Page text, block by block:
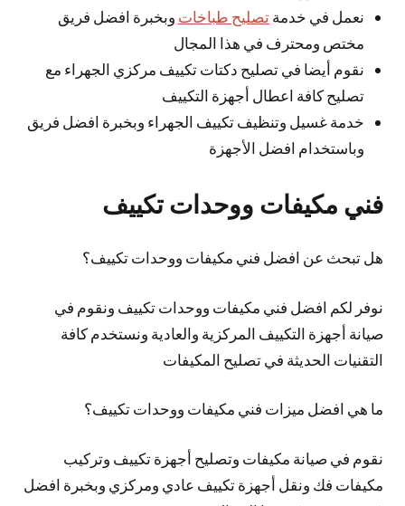
نعمل في خدمةتصليح طباخات وبخبرة افضل فريق
مختص ومحترف في هذا المجال
نقوم أيضا في تصليح دكتات تكييف مركزي الجهراء مع
تصليح كافة اعطال أجهزة التكييف
خدمة غسيل وتنظيف تكييف الجهراء وبخبرة افضل فريق
وباستخدام افضل الأجهزة
فني مكيفات ووحدات تكييف
هل تبحث عن افضل فني مكيفات ووحدات تكييف؟
نوفر لكم افضل فني مكيفات ووحدات تكييف ونقوم في
صيانة أجهزة التكييف المركزية والعادية ونستخدم كافة
التقنيات الحديثة في تصليح المكيفات
ما هي افضل ميزات فني مكيفات ووحدات تكييف؟
نقوم في صيانة مكيفات وتصليح أجهزة تكييف وتركيب
مكيفات فك ونقل أجهزة تكييف عادي ومركزي وبخبرة افضل